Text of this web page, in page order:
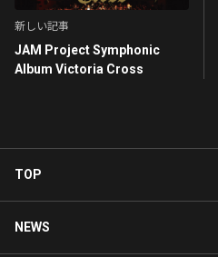
新しい記事
JAM Project Symphonic
Album Victoria Cross
TOP
NEWS